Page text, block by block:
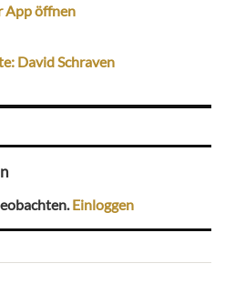
App öffnen
David Schraven
Einloggen